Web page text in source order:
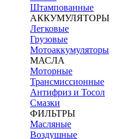
Штампованные
АККУМУЛЯТОРЫ
Легковые
Грузовые
Мотоаккумуляторы
МАСЛА
Моторные
Трансмиссионные
Антифриз и Тосол
Смазки
ФИЛЬТРЫ
Масляные
Воздушные